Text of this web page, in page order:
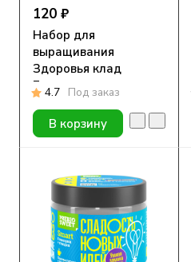
120 ₽
Набор для
выращивания
Здоровья клад
Брюква
4.7 Под заказ
В корзину